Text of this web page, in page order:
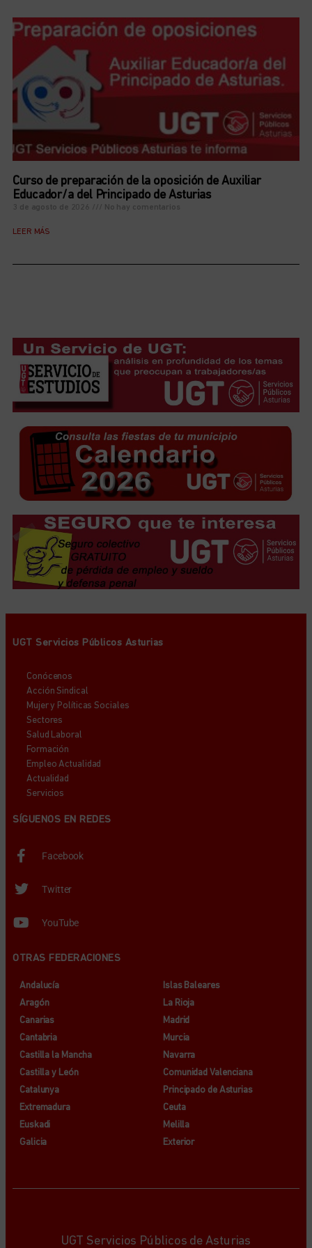
Curso de preparación de la oposición de Auxiliar
Educador/a del Principado de Asturias
3 de agosto de 2026 No hay comentarios
LEER MÁS
UGT Servicios Públicos Asturias
Conócenos
Acción Sindical
Mujer y Políticas Sociales
Sectores
Salud Laboral
Formación
Empleo Actualidad
Actualidad
Servicios
SÍGUENOS EN REDES
Facebook
Twitter
YouTube
OTRAS FEDERACIONES
Andalucía
Aragón
Canarias
Cantabria
Castilla la Mancha
Castilla y León
Catalunya
Extremadura
Euskadi
Galicia
Islas Baleares
La Rioja
Madrid
Murcia
Navarra
Comunidad Valenciana
Principado de Asturias
Ceuta
Melilla
Exterior
UGT Servicios Públicos de Asturias